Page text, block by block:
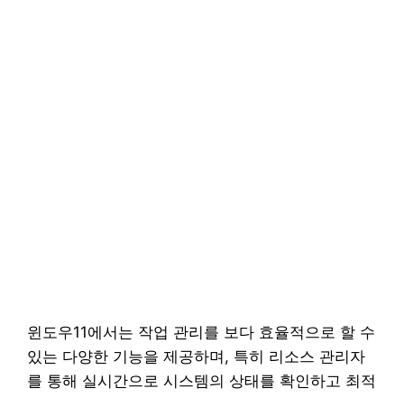
윈도우11에서는 작업 관리를 보다 효율적으로 할 수
있는 다양한 기능을 제공하며, 특히 리소스 관리자
를 통해 실시간으로 시스템의 상태를 확인하고 최적